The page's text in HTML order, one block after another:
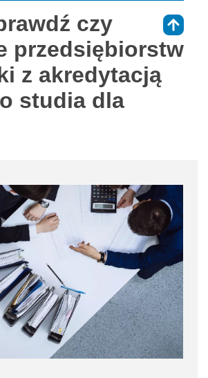
czy
przedsiębiorstw
z akredytacją
studia dla